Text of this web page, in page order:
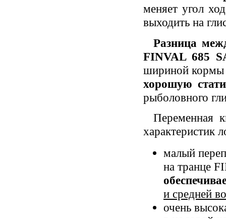
меняет угол
выходить на
Разница
FINVAL 685
шириной кормы
хорошую
рыболовного
Переменная
характеристик
малый
на транце
и средней
очень